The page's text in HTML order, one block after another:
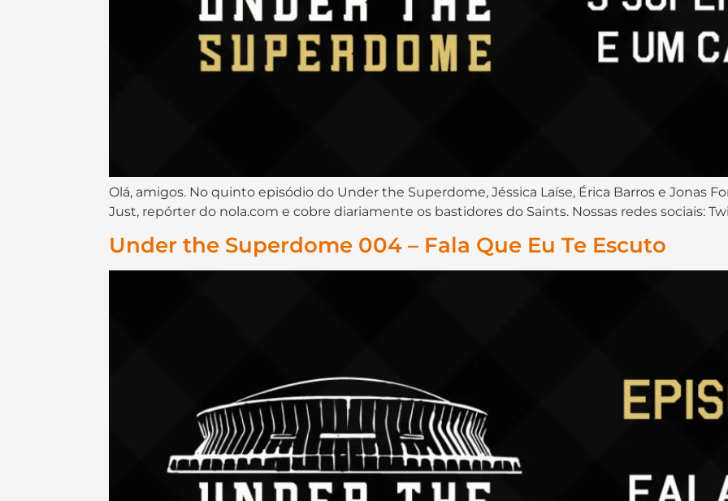
Olá, amigos. No quinto episódio do Under the Superdome, Jéssica Laíse, Érica Barros e Jonas
Just, repórter do nola.com e cobre diariamente os bastidores do Saints. Nossas redes sociais:
Under the Superdome 004 – Fala Que Eu Te Escuto